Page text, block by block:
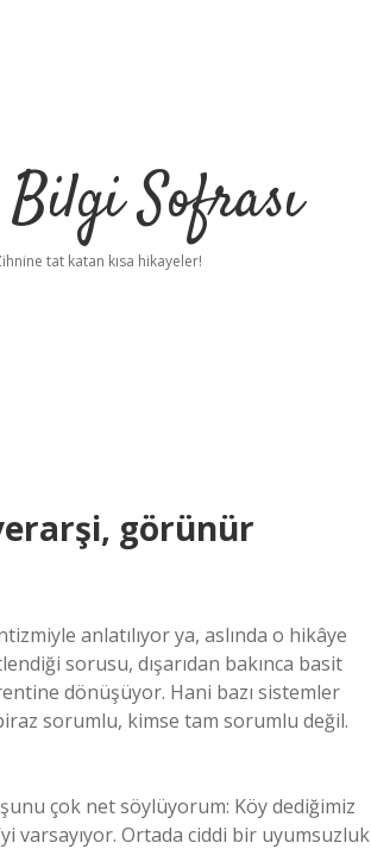
Bilgi Sofrası
tat katan kısa hikayeler!
görünür
anlatılıyor ya, aslında o hikâye
sorusu, dışarıdan bakınca basit
dönüşüyor. Hani bazı sistemler
sorumlu, kimse tam sorumlu değil.
çok net söylüyorum: Köy dediğimiz
varsayıyor. Ortada ciddi bir uyumsuzluk